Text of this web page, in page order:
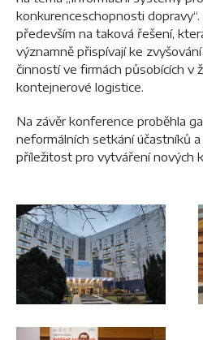
konkurenceschopnosti
především na taková řešení,
významně přispívají ke
činností ve firmách působících v
kontejnerové logistice.
Na závěr konference proběhla
neformálních setkání účastníků
příležitost pro vytváření nových